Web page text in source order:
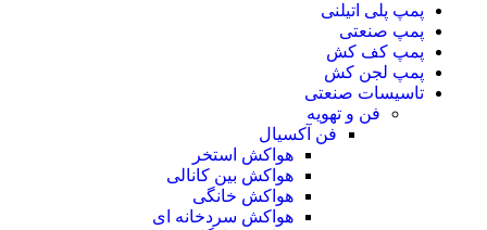
پمپ پلی اتیلنی
پمپ صنعتی
پمپ کف کش
پمپ لجن کش
تاسیسات صنعتی
فن و تهویه
فن آکسیال
هواکش استخر
هواکش بین کانالی
هواکش خانگی
هواکش سردخانه ای